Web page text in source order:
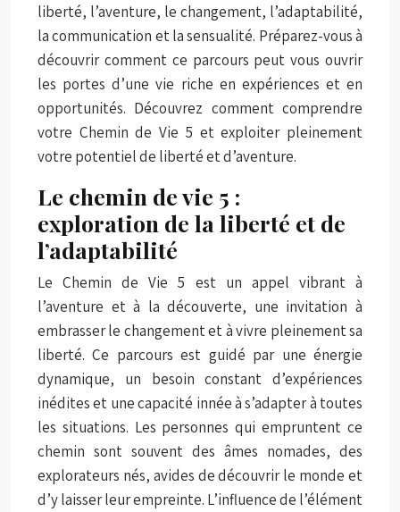
liberté, l’aventure, le changement, l’adaptabilité,
la communication et la sensualité. Préparez-vous à
découvrir comment ce parcours peut vous ouvrir
les portes d’une vie riche en expériences et en
opportunités. Découvrez comment comprendre
votre Chemin de Vie 5 et exploiter pleinement
votre potentiel de liberté et d’aventure.
Le chemin de vie 5 :
exploration de la liberté et de
l’adaptabilité
Le Chemin de Vie 5 est un appel vibrant à
l’aventure et à la découverte, une invitation à
embrasser le changement et à vivre pleinement sa
liberté. Ce parcours est guidé par une énergie
dynamique, un besoin constant d’expériences
inédites et une capacité innée à s’adapter à toutes
les situations. Les personnes qui empruntent ce
chemin sont souvent des âmes nomades, des
explorateurs nés, avides de découvrir le monde et
d’y laisser leur empreinte. L’influence de l’élément